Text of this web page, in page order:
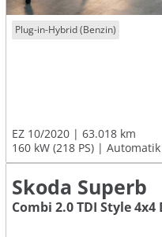
Plug-in-Hybrid (Benzin)
EZ 10/2020
63.018 km
160 kW (218 PS)
Automatik
Skoda Superb
Combi 2.0 TDI Style 4x4